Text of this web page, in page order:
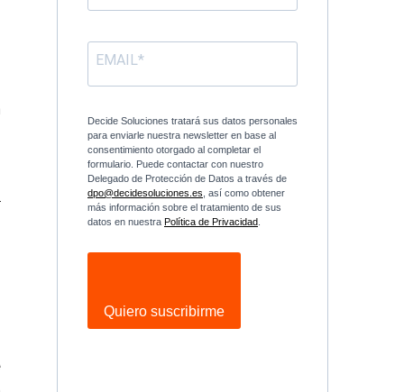
Decide Soluciones tratará sus datos personales
para enviarle nuestra newsletter en base al
consentimiento otorgado al completar el
formulario. Puede contactar con nuestro
Delegado de Protección de Datos a través de
dpo@decidesoluciones.es , así como obtener
más información sobre el tratamiento de sus
datos en nuestra Política de Privacidad
Quiero suscribirme